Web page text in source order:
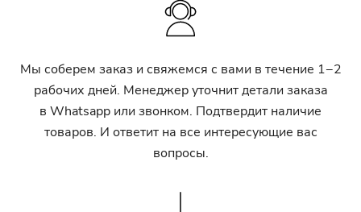
Мы соберем заказ и свяжемся с вами в течение 1−2
рабочих дней. Менеджер уточнит детали заказа
в Whatsapp или звонком. Подтвердит наличие
товаров. И ответит на все интересующие вас
вопросы.